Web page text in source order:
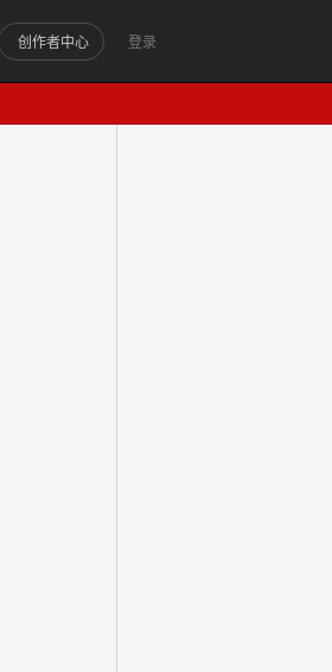
登录
创作者中心